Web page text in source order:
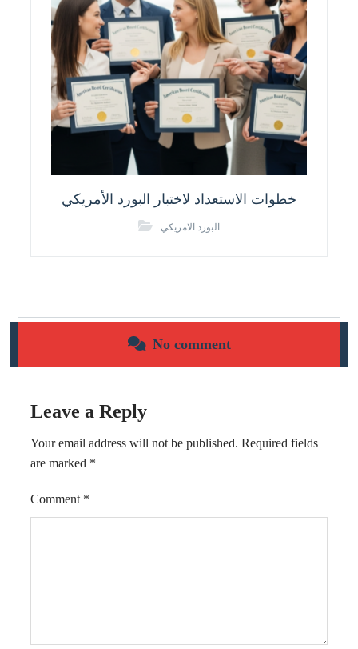
خطوات الاستعداد لاختبار البورد الأمريكي
البورد الامريكي
No comment
Leave a Reply
Your email address will not be published. Required fields
are marked *
Comment *